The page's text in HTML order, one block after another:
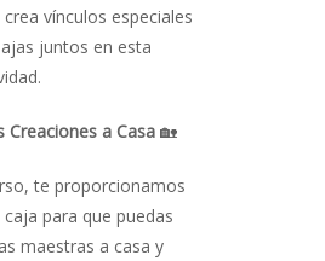
vínculos especiales
juntos en esta
Creaciones a Casa 🏡
te proporcionamos
para que puedas
maestras a casa y